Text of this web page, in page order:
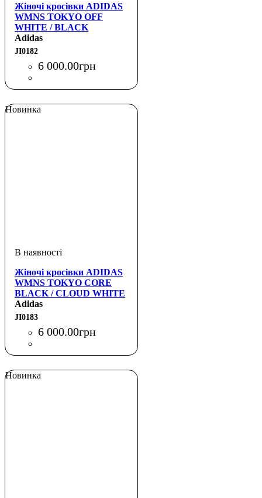
Жіночі кросівки ADIDAS
WMNS TOKYO OFF
WHITE / BLACK
Adidas
JI0182
6 000.00грн
Новинка
Жіночі кросівки ADIDAS
WMNS TOKYO CORE
BLACK / CLOUD WHITE
Adidas
JI0183
6 000.00грн
Новинка